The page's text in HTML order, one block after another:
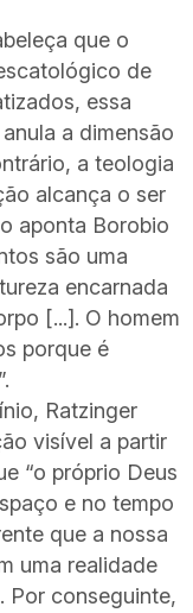
que o
de
essa
a dimensão
a teologia
alcança o ser
aponta Borobio
são uma
encarnada
[...]. O homem
porque é
Ratzinger
visível a partir
“o próprio Deus
e no tempo
que a nossa
uma realidade
Por conseguinte,